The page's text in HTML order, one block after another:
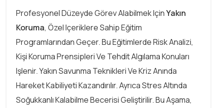
Profesyonel Düzeyde Görev Alabilmek IçinYakın
Koruma, Özel Içeriklere Sahip Eğitim
Programlarından Geçer. Bu Eğitimlerde Risk Analizi,
Kişi Koruma Prensipleri Ve Tehdit Algılama Konuları
Işlenir. Yakın Savunma Teknikleri Ve Kriz Anında
Hareket Kabiliyeti Kazandırılır. Ayrıca Stres Altında
Soğukkanlı Kalabilme Becerisi Geliştirilir. Bu Aşama,